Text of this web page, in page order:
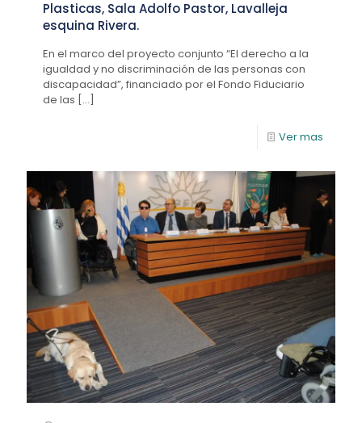
Plasticas, Sala Adolfo Pastor, Lavalleja
esquina Rivera.
En el marco del proyecto conjunto “El derecho a la
igualdad y no discriminación de las personas con
discapacidad”, financiado por el Fondo Fiduciario
de las […]
Ver mas